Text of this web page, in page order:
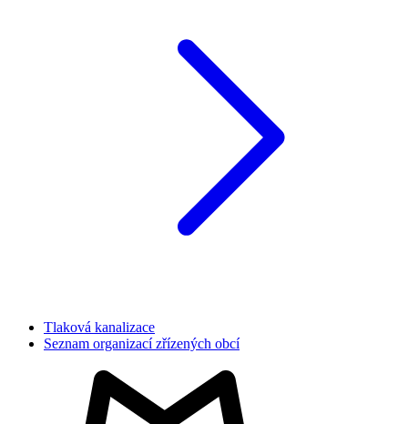
Tlaková kanalizace
Seznam organizací zřízených obcí